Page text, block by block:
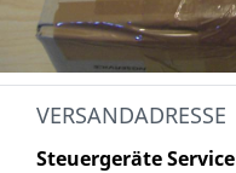
VERSANDADRESSE
Steuergeräte Service